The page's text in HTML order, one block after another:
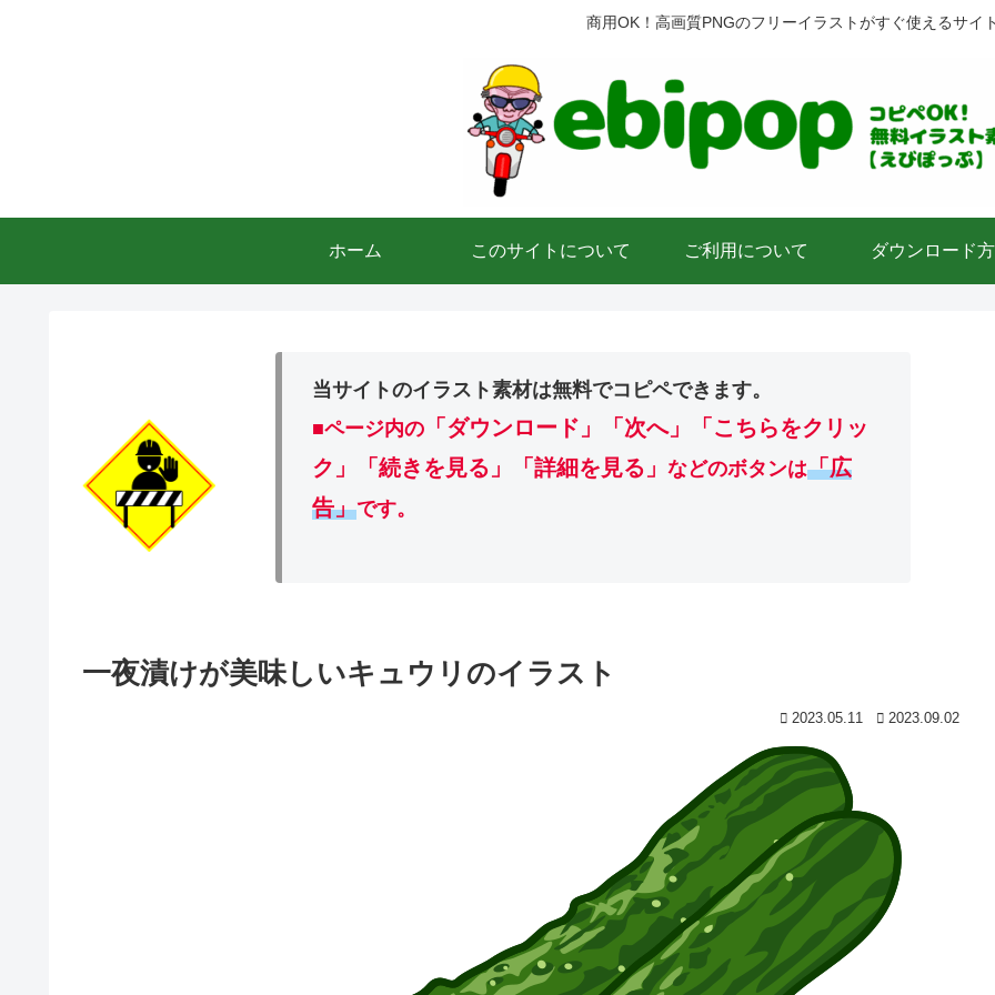
商用OK！高画質PNGのフリーイラストがすぐ使えるサイ
ホーム このサイトについて ご利用について ダウンロード
当サイトのイラスト素材は無料でコピペできます。
■ページ内の 「ダウンロード」
「次へ」「こちらをクリッ
ク」「続きを見る」「詳細を見る」などのボタンは「広
告」です。
一夜漬けが美味しいキュウリのイラスト
2023.05.11 2023.09.02